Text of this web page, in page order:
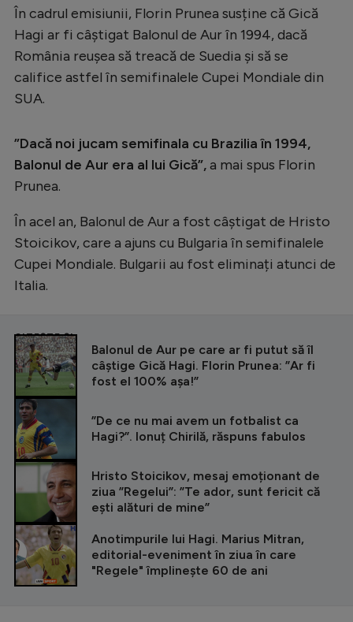
În cadrul emisiunii, Florin Prunea susține că Gică
Hagi ar fi câștigat Balonul de Aur în 1994, dacă
România reușea să treacă de Suedia și să se
califice astfel în semifinalele Cupei Mondiale din
SUA.
”Dacă noi jucam semifinala cu Brazilia în 1994,
Balonul de Aur era al lui Gică”,a mai spus Florin
Prunea.
În acel an, Balonul de Aur a fost câștigat de Hristo
Stoicikov, care a ajuns cu Bulgaria în semifinalele
Cupei Mondiale. Bulgarii au fost eliminați atunci de
Italia.
CITEȘTE ȘI
Balonul de Aur pe care ar fi putut să îl
câștige Gică Hagi. Florin Prunea: ”Ar fi
fost el 100% așa!”
”De ce nu mai avem un fotbalist ca
Hagi?”. Ionuț Chirilă, răspuns fabulos
Hristo Stoicikov, mesaj emoționant de
ziua ”Regelui”: ”Te ador, sunt fericit că
ești alături de mine”
Anotimpurile lui Hagi. Marius Mitran,
editorial-eveniment în ziua în care
"Regele" împlinește 60 de ani